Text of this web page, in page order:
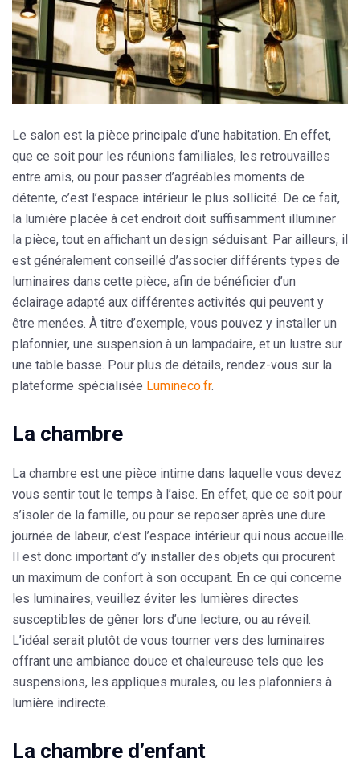
Le salon est la pièce principale d’une habitation. En effet,
que ce soit pour les réunions familiales, les retrouvailles
entre amis, ou pour passer d’agréables moments de
détente, c’est l’espace intérieur le plus sollicité. De ce fait,
la lumière placée à cet endroit doit suffisamment illuminer
la pièce, tout en affichant un design séduisant. Par ailleurs, il
est généralement conseillé d’associer différents types de
luminaires dans cette pièce, afin de bénéficier d’un
éclairage adapté aux différentes activités qui peuvent y
être menées. À titre d’exemple, vous pouvez y installer un
plafonnier, une suspension à un lampadaire, et un lustre sur
une table basse. Pour plus de détails, rendez-vous sur la
plateforme spécialisée Lumineco.fr.
La chambre
La chambre est une pièce intime dans laquelle vous devez
vous sentir tout le temps à l’aise. En effet, que ce soit pour
s’isoler de la famille, ou pour se reposer après une dure
journée de labeur, c’est l’espace intérieur qui nous accueille.
Il est donc important d’y installer des objets qui procurent
un maximum de confort à son occupant. En ce qui concerne
les luminaires, veuillez éviter les lumières directes
susceptibles de gêner lors d’une lecture, ou au réveil.
L’idéal serait plutôt de vous tourner vers des luminaires
offrant une ambiance douce et chaleureuse tels que les
suspensions, les appliques murales, ou les plafonniers à
lumière indirecte.
La chambre d’enfant